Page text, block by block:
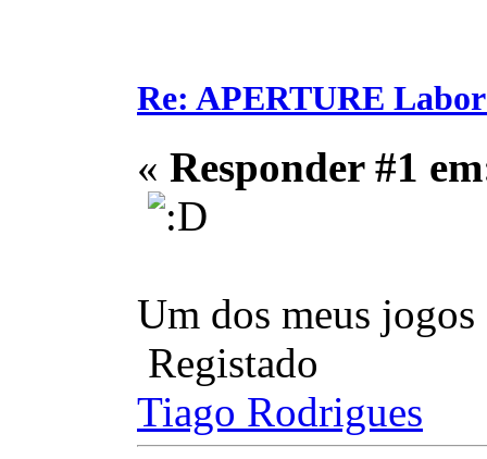
Re: APERTURE
« Responder #1
Um dos meus
Registado
Tiago Rodrigues